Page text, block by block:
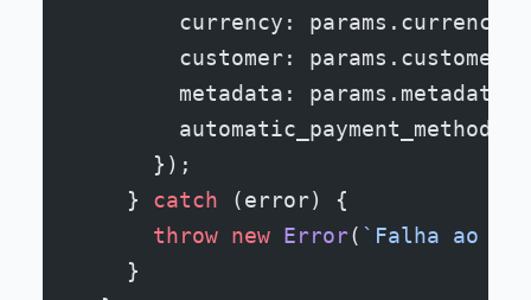
        currency: params.currency,
customer:
        metadata: params.metadata,
      });
    }
catch (error) {
      throw
new Error( `Falha ao
    }